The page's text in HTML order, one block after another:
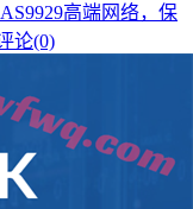
高端网络，保
论(0)